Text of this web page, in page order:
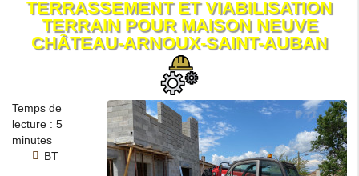
TERRASSEMENT ET VIABILISATION
TERRAIN POUR MAISON NEUVE
CHÂTEAU-ARNOUX-SAINT-AUBAN
Temps de
lecture : 5
minutes
BT